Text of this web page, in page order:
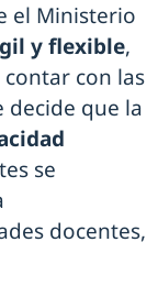
el Ministerio
y flexible,
con las
decide que la
se
docentes,